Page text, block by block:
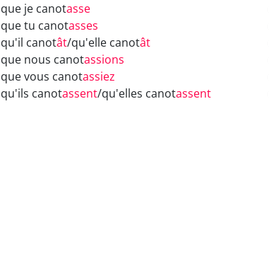
que je canotasse
que tu canotasses
qu'il canotât/qu'elle canotât
que nous canotassions
que vous canotassiez
qu'ils canotassent/qu'elles canotassent